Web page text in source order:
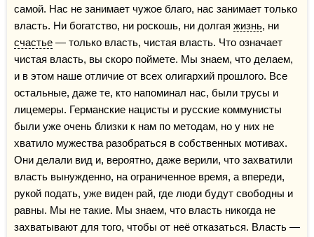
самой. Нас не занимает чужое благо, нас занимает только
власть. Ни богатство, ни роскошь, ни долгая жизнь
счастье — только власть, чистая власть. Что означает
чистая власть, вы скоро поймете. Мы знаем, что делаем,
и в этом наше отличие от всех олигархий прошлого. Все
остальные, даже те, кто напоминал нас, были трусы и
лицемеры. Германские нацисты и русские коммунисты
были уже очень близки к нам по методам, но у них не
хватило мужества разобраться в собственных мотивах.
Они делали вид и, вероятно, даже верили, что захватили
власть вынужденно, на ограниченное время, а впереди,
рукой подать, уже виден рай, где люди будут свободны и
равны. Мы не такие. Мы знаем, что власть никогда не
захватывают для того, чтобы от неё отказаться. Власть —